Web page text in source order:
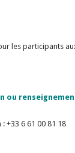
les participants
ou
+33 6 61 00 81 18